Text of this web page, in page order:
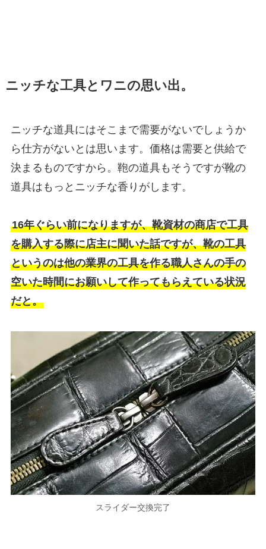
ニッチな工具とワニの思い出。
ニッチな道具にはそこまで需要がないでしょうか
ら仕方がないとは思います。価格は需要と供給で
決まるものですから。鞄の道具もそうですが靴の
道具はもっとニッチな香りがします。
16年ぐらい前になりますが、靴資材の商店で工具
を購入する際に店主に聞いた話ですが、靴の工具
というのは他の業界の工具を作る職人さんの手の
空いた時間にお願いして作ってもらえている状況
だと。
スライダー交換完了